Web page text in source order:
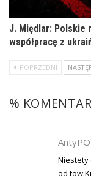
J. Międlar: Polskie
współpracę z
POPRZEDNI
%
Niestety
od